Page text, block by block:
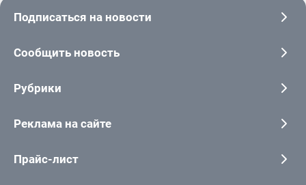
Подписаться на новости
Сообщить новость
Рубрики
Реклама на сайте
Прайс-лист